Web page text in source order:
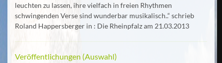
leuchten zu lassen, ihre vielfach in freien Rhythmen
schwingenden Verse sind wunderbar musikalisch..“ schrieb
Roland Happersberger in : Die Rheinpfalz am 21.03.2013
Veröffentlichungen (Auswahl)